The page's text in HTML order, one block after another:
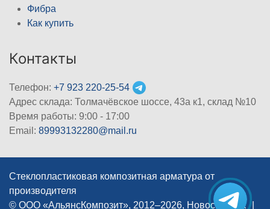
Фибра
Как купить
Контакты
Телефон: +7 923 220-25-54
Адрес склада: Толмачёвское шоссе, 43а к1, склад №10
Время работы: 9:00 - 17:00
Email: 89993132280@mail.ru
Стеклопластиковая композитная арматура от
производителя
© ООО «АльянсКомпозит», 2012–2026, Новосибирск